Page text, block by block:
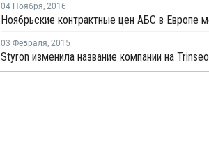
04 Ноября, 2016
03 Февраля, 2015
Styron изменила название компании на Trinseo